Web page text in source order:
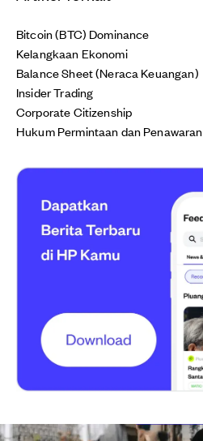
Bitcoin (BTC) Dominance
Kelangkaan Ekonomi
Balance Sheet (Neraca Keuangan)
Insider Trading
Corporate Citizenship
Hukum Permintaan dan Penawaran